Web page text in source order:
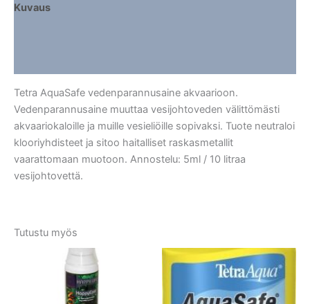
Kuvaus
Tetra AquaSafe vedenparannusaine akvaarioon.
Vedenparannusaine muuttaa vesijohtoveden välittömästi
akvaariokaloille ja muille vesieliöille sopivaksi. Tuote neutraloi
klooriyhdisteet ja sitoo haitalliset raskasmetallit
vaarattomaan muotoon. Annostelu: 5ml / 10 litraa
vesijohtovettä.
Tutustu myös